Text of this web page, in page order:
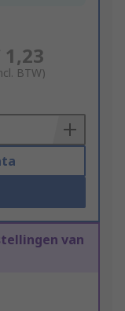
1,23
BTW)
van